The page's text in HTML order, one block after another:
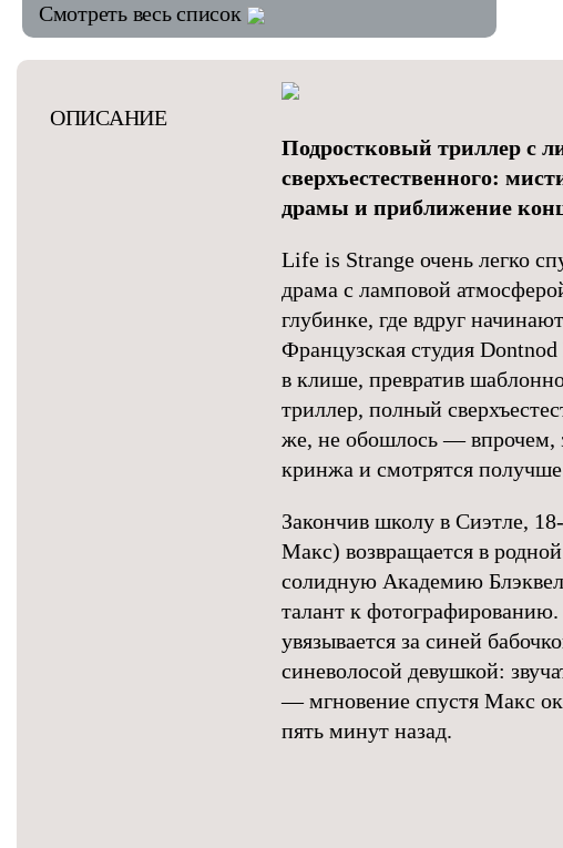
Смотреть весь список
ОПИСАНИЕ
Подростковый триллер с
сверхъестественного:
драмы и приближение
Life is Strange очень легко
драма с ламповой
глубинке, где вдруг
Французская студия
в клише, превратив
триллер, полный
же, не обошлось — впрочем,
кринжа и смотрятся
Закончив школу в Сиэтле,
Макс) возвращается в
солидную Академию
талант к
увязывается за синей
синеволосой девушкой:
— мгновение спустя Макс
пять минут назад.